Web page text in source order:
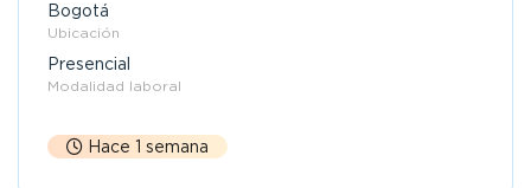
Bogotá
Ubicación
Presencial
Modalidad laboral
Hace 1 semana